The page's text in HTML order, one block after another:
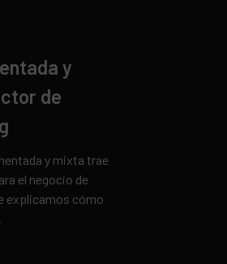
y
de
y mixta trae
el negocio de
explicamos cómo